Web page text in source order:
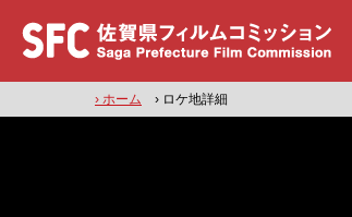
› ホーム › ロケ地詳細